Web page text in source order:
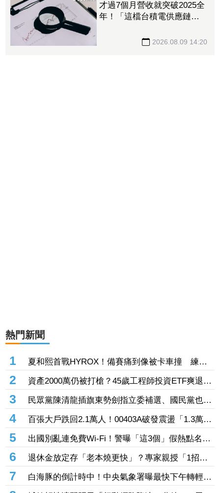
才過7個月營收就突破2025全
年！「這檔台積電供應鏈」
訂單能見度看到明年2026.08.09 14:20
熱門新聞
1
夏和熙首戰HYROX！備賽痛到像被卡車撞 練到
雙手全是繭
2
資產2000萬仍被打槍？45歲工程師投資ETF爽退
休！半年後因「一封信」重返職場
3
民眾黨陳清龍插旗東勢劍指立委補選、國民黨也傳
人選怎麼合？盧秀燕：共創未來、有商有量
4
百張大戶跌回2.1萬人！00403A破發震盪「1.3萬人
脫手不要了」 外資反搶23.6萬張入手
5
出國別亂連免費Wi-Fi！警曝「這3個」假熱點名
稱 小心信用卡個資、帳密一秒遭偷走
6
退休金放定存「老本燒更快」？專家親授「1招」
抗通膨 65歲股票推薦配置曝光
7
白海豚的倒計時中！中央氣象署曝最快下午轉輕
颱 但「1地」可能出現局部大雨